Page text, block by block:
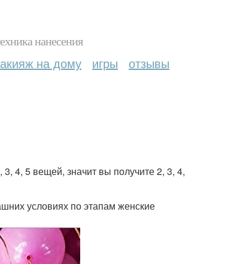
нанесения
на дому игры отзывы
4, 5 вещей, значит вы получите 2, 3, 4,
условиях по этапам женские